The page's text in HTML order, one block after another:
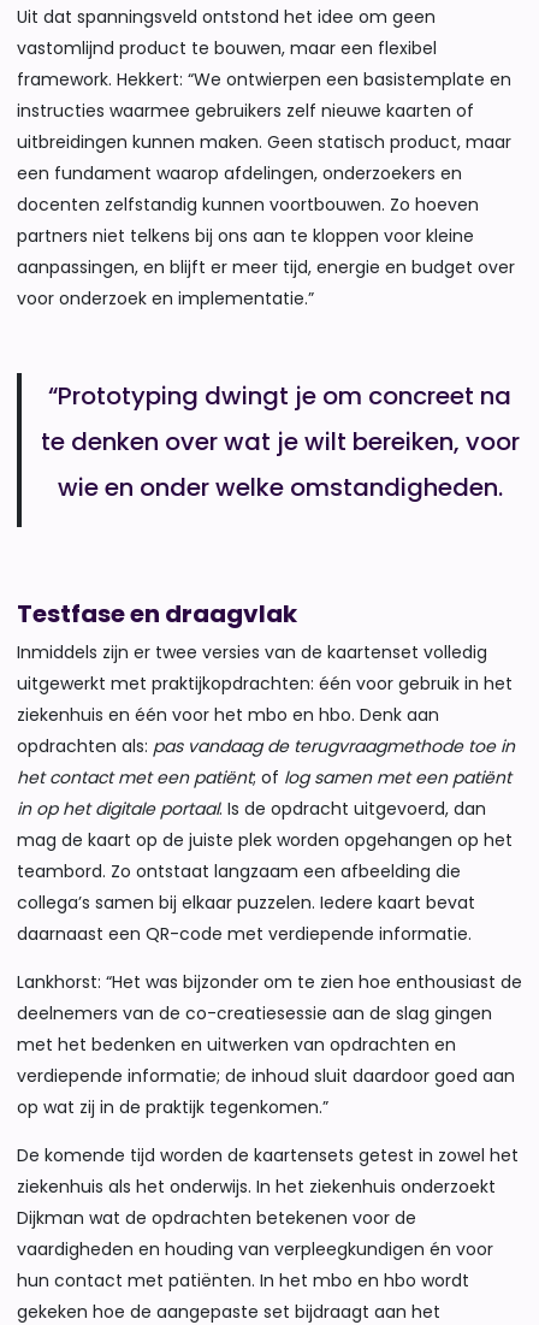
Uit dat spanningsveld ontstond het idee om geen
vastomlijnd product te bouwen, maar een flexibel
framework. Hekkert: “We ontwierpen een basistemplate en
instructies waarmee gebruikers zelf nieuwe kaarten of
uitbreidingen kunnen maken. Geen statisch product, maar
een fundament waarop afdelingen, onderzoekers en
docenten zelfstandig kunnen voortbouwen. Zo hoeven
partners niet telkens bij ons aan te kloppen voor kleine
aanpassingen, en blijft er meer tijd, energie en budget over
voor onderzoek en implementatie.”
“Prototyping dwingt je om concreet na
te denken over wat je wilt bereiken, voor
wie en onder welke omstandigheden.
Testfase en draagvlak
Inmiddels zijn er twee versies van de kaartenset volledig
uitgewerkt met praktijkopdrachten: één voor gebruik in het
ziekenhuis en één voor het mbo en hbo. Denk aan
opdrachten als: pas vandaag de terugvraagmethode toe in
het contact met een patiënt; of log samen met een patiënt
in op het digitale portaal. Is de opdracht uitgevoerd, dan
mag de kaart op de juiste plek worden opgehangen op het
teambord. Zo ontstaat langzaam een afbeelding die
collega’s samen bij elkaar puzzelen. Iedere kaart bevat
daarnaast een QR-code met verdiepende informatie.
Lankhorst: “Het was bijzonder om te zien hoe enthousiast de
deelnemers van de co-creatiesessie aan de slag gingen
met het bedenken en uitwerken van opdrachten en
verdiepende informatie; de inhoud sluit daardoor goed aan
op wat zij in de praktijk tegenkomen.”
De komende tijd worden de kaartensets getest in zowel het
ziekenhuis als het onderwijs. In het ziekenhuis onderzoekt
Dijkman wat de opdrachten betekenen voor de
vaardigheden en houding van verpleegkundigen én voor
hun contact met patiënten. In het mbo en hbo wordt
gekeken hoe de aangepaste set bijdraagt aan het